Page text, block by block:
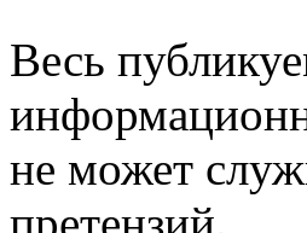
Весь
не может